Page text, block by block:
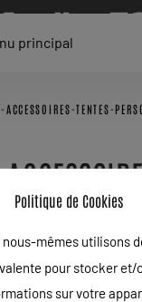
principal
ACCESSOIRES-TENTES-
Politique de Cookies
mêmes utilisons
pour stocker et/
sur votre